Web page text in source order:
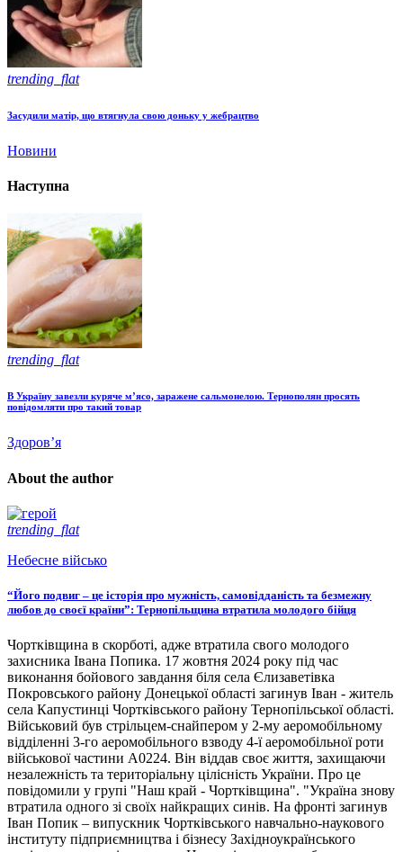
trending_flat
Засудили матір, що втягнула свою доньку у жебрацтво
Новини
Наступна
trending_flat
В Україну завезли куряче м’ясо, заражене сальмонелою. Тернополян просять
повідомляти про такий товар
Здоров’я
About the author
trending_flat
Небесне військо
“Його подвиг – це історія про мужність, самовідданість та безмежну
любов до своєї країни”: Тернопільщина втратила молодого бійця
Чортківщина в скорботі, адже втратила свого молодого
захисника Івана Попика. 17 жовтня 2024 року під час
виконання бойового завдання біля села Єлизаветівка
Покровського району Донецької області загинув Іван - житель
села Капустинці Чортківського району Тернопільської області.
Військовий був стрільцем-снайпером у 2-му аеромобільному
відділенні 3-го аеромобільного взводу 4-ї аеромобільної роти
військової частини А0224. Він віддав своє життя, захищаючи
незалежність та територіальну цілісність України. Про це
повідомили у групі "Наш край - Чортківщина". "Україна знову
втратила одного зі своїх найкращих синів. На фронті загинув
Іван Попик – випускник Чортківського навчально-наукового
інституту підприємництва і бізнесу Західноукраїнського